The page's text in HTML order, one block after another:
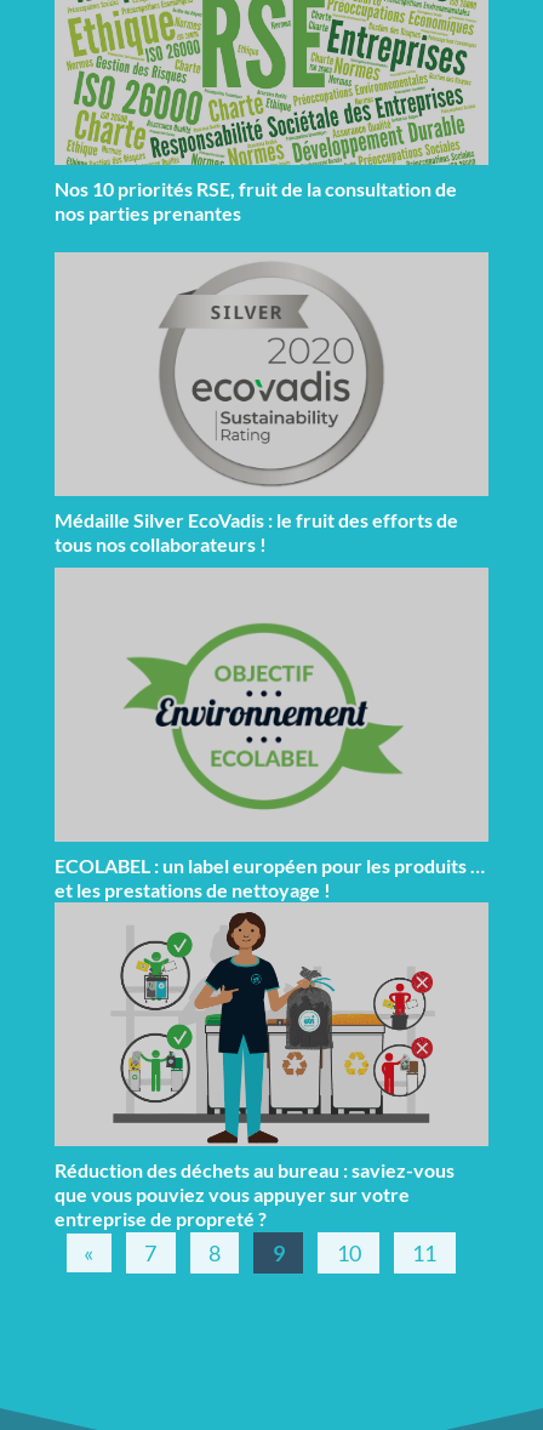
Nos 10 priorités RSE, fruit de la consultation de
nos parties prenantes
Médaille Silver EcoVadis : le fruit des efforts de
tous nos collaborateurs !
ECOLABEL : un label européen pour les produits …
et les prestations de nettoyage !
Réduction des déchets au bureau : saviez-vous
que vous pouviez vous appuyer sur votre
entreprise de propreté ?
« 7 8 9 10 11